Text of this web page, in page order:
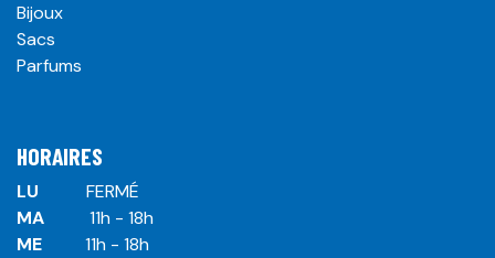
Bijoux
Sacs
Parfums
HORAIRES
LU
​ ​FERMÉ
MA
​11h - 18h
ME
​11h - 18h